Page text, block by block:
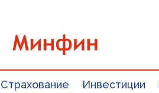
Страхование Инвестиции